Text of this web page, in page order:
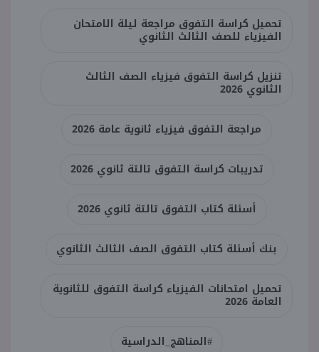
تحميل كراسة التفوق مراجعة ليلة الامتحان
الفيزياء للصف الثالث الثانوي
تنزيل كراسة التفوق فيزياء الصف الثالث
الثانوي 2026
مراجعة التفوق فيزياء ثانوية عامة 2026
تدريبات كراسة التفوق تالتة ثانوي 2026
أسئلة كتاب التفوق تالتة ثانوي 2026
بنك أسئلة كتاب التفوق الصف الثالث الثانوي
تحميل امتحانات الفيزياء كراسة التفوق للثانوية
العامة 2026
#المناهج_الدراسية